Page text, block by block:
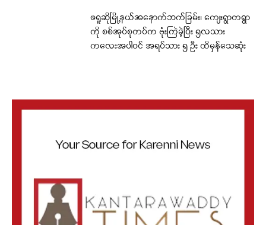
ဖရူဆိုမြို့နယ်အနောက်ဘက်ခြမ်း၊ ကျေးရွာတရွာ
ကို စစ်အုပ်စုတပ်က ဗုံးကြဲခဲ့ပြီး ၅လသား
ကလေးအပါဝင် အရပ်သား ၅ ဦး ထိမှန်သေဆုံး